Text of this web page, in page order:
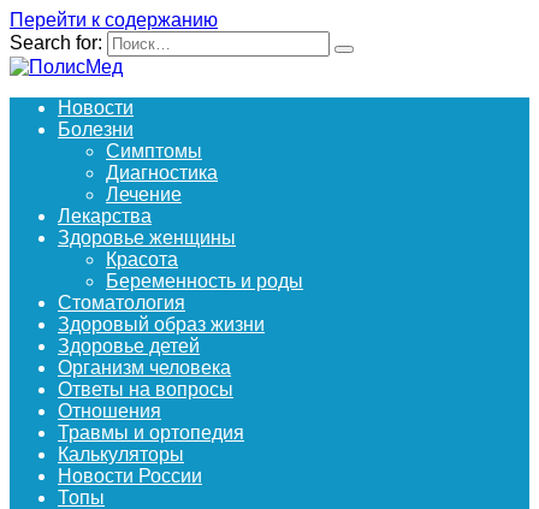
Перейти к содержанию
Search for:
Новости
Болезни
Симптомы
Диагностика
Лечение
Лекарства
Здоровье женщины
Красота
Беременность и роды
Стоматология
Здоровый образ жизни
Здоровье детей
Организм человека
Ответы на вопросы
Отношения
Травмы и ортопедия
Калькуляторы
Новости России
Топы